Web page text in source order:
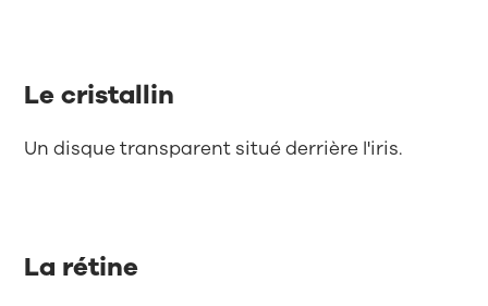
Le cristallin
Un disque transparent situé derrière l'iris.
La rétine